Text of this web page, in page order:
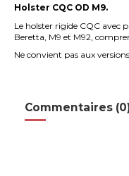
Holster CQC OD M9.
Le holster rigide CQC avec
Beretta, M9 et M92,
Ne convient pas aux
Commentaires